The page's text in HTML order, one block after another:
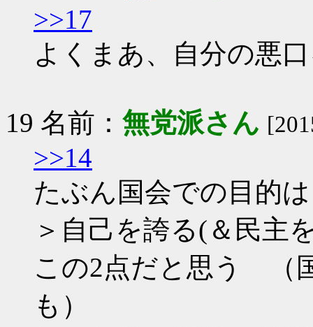
>>17
よくまあ、自分の悪
19 名前： 無党派さん
>>14
たぶん国会での目的は
＞自己を誇る(＆民主
この2点だと思う （
も）